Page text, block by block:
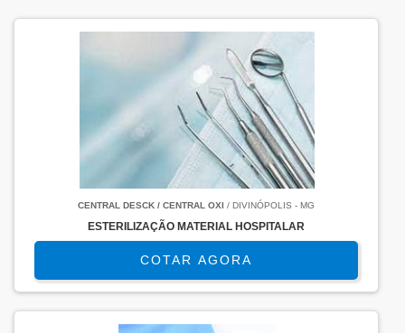
CENTRAL DESCK / CENTRAL OXI/ DIVINÓPOLIS - MG
ESTERILIZAÇÃO MATERIAL HOSPITALAR
COTAR AGORA